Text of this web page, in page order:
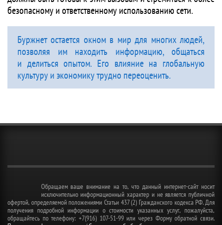
безопасному и ответственному использованию сети.
Буржнет остается окном в мир для многих людей,
позволяя им находить информацию, общаться
и делиться опытом. Его влияние на глобальную
культуру и экономику трудно переоценить.
Обращаем ваше внимание на то, что данный интернет-сайт носит
исключительно информационный характер и не является публичной
офертой, определяемой положениями Статьи 437 (2) Гражданского кодекса РФ. Для
получения подробной информации о стоимости указанных услуг, пожалуйста,
обращайтесь по телефону: +7(916) 107-51-99 или через Форму обратной связи.